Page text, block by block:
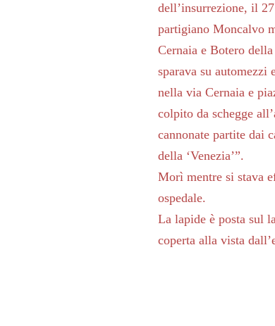
dell’insurrezione, il
partigiano Moncalvo
Cernaia e Botero
sparava su
nella via Cernaia e
colpito da schegge
cannonate partite dai
della ‘Venezia’”.
Morì mentre si stava
ospedale.
La lapide è posta sul
coperta alla vista